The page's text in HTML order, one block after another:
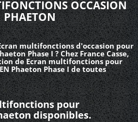
OCCASION
PHAETON
multifonctions d'occasion pour
Phase I ? Chez France Casse,
de Ecran multifonctions pour
Phaeton Phase I de toutes
pour
disponibles.